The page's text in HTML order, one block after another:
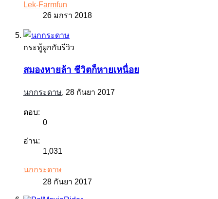
Lek-Farmfun
26 มกรา 2018
กระทู้ผูกกับรีวิว
สมองหายล้า ชีวิตก็หายเหนื่อย
นกกระดาษ, 28 กันยา 2017
ตอบ:
0
อ่าน:
1,031
นกกระดาษ
28 กันยา 2017